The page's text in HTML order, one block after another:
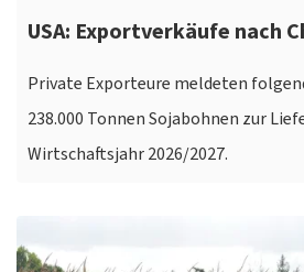
USA: Exportverkäufe nach
Private Exporteure meldeten
238.000 Tonnen Sojabohnen zur
Wirtschaftsjahr 2026/2027.